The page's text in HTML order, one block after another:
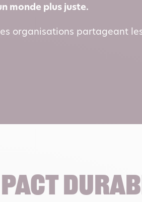
monde plus juste.
organisations partageant